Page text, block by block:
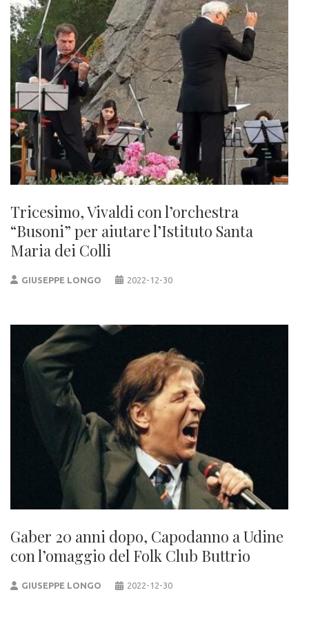
Tricesimo, Vivaldi con l’orchestra
“Busoni” per aiutare l’Istituto Santa
Maria dei Colli
GIUSEPPE LONGO 2022-12-30
Gaber 20 anni dopo, Capodanno a Udine
con l’omaggio del Folk Club Buttrio
GIUSEPPE LONGO 2022-12-30